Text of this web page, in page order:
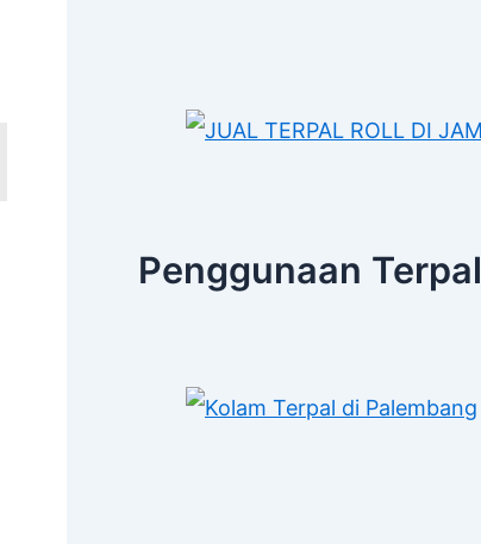
Penggunaan Terpal